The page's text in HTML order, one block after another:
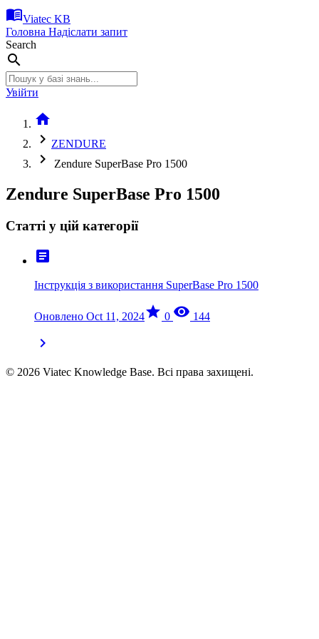
menu_bookViatec KB
Головна Надіслати запит
Search
search
Увійти
home
chevron_right ZENDURE
chevron_right Zendure SuperBase Pro 1500
Zendure SuperBase Pro 1500
Статті у цій категорії
article
Інструкція з використання SuperBase Pro 1500
Оновлено Oct 11, 2024star 0 visibility 144
chevron_right
© 2026 Viatec Knowledge Base. Всі права захищені.